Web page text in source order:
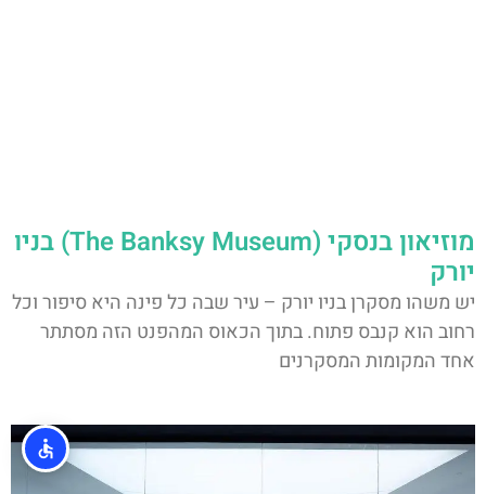
מוזיאון בנסקי (The Banksy Museum) בניו
יורק
יש משהו מסקרן בניו יורק – עיר שבה כל פינה היא סיפור וכל
רחוב הוא קנבס פתוח. בתוך הכאוס המהפנט הזה מסתתר
אחד המקומות המסקרנים